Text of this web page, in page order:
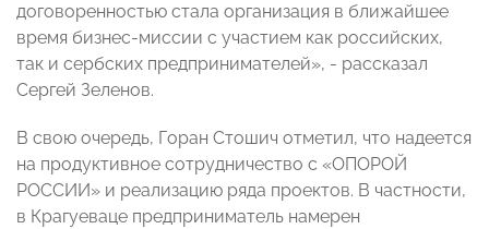
договоренностью стала организация в ближайшее
время бизнес-миссии с участием как российских,
так и сербских предпринимателей», - рассказал
Сергей Зеленов.
В свою очередь, Горан Стошич отметил, что надеется
на продуктивное сотрудничество с «ОПОРОЙ
РОССИИ» и реализацию ряда проектов. В частности,
в Крагуеваце предприниматель намерен